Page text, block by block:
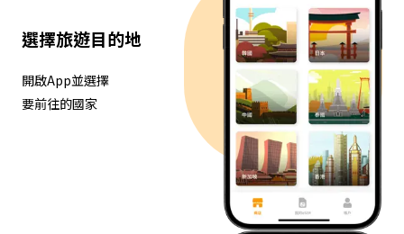
選擇旅遊目的地
開啟App並選擇
要前往的國家